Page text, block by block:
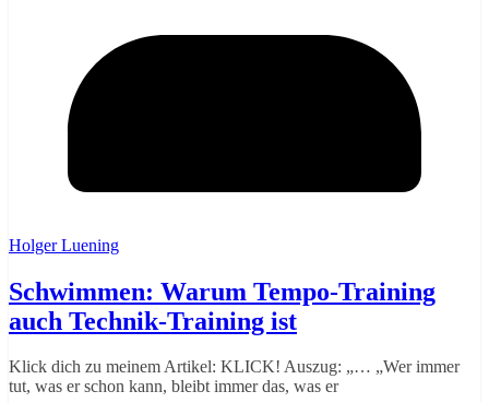
Holger Luening
Schwimmen: Warum Tempo-Training
auch Technik-Training ist
Klick dich zu meinem Artikel: KLICK! Auszug: „… „Wer immer
tut, was er schon kann, bleibt immer das, was er